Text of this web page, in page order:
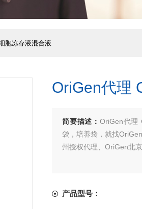
胞冻存液混合液
OriGen代理
简要描述： OriGen代理
袋，培养袋，就找
州授权代理、OriGen北
产品型号：